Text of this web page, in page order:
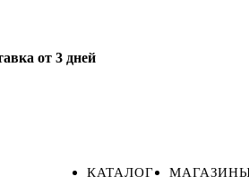
от 3 дней
КАТАЛОГ